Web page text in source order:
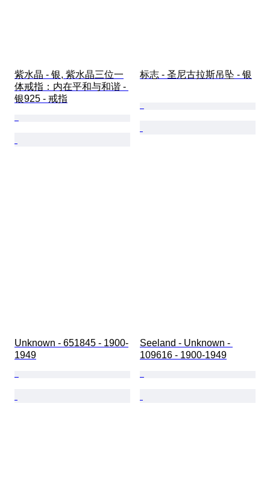
紫水晶 - 银, 紫水晶三位一
体戒指：内在平和与和谐 -
银925 - 戒指
标志 - 圣尼古拉斯吊坠 - 银
Unknown - 651845 - 1900-
1949
Seeland - Unknown -
109616 - 1900-1949